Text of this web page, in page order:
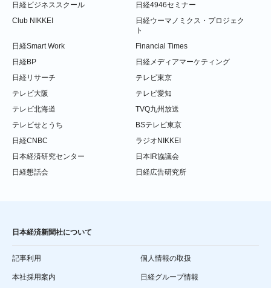
日経ビジネススクール
日経4946セミナー
Club NIKKEI
日経ウーマノミクス・プロジェク
ト
日経Smart Work
Financial Times
日経BP
日経メディアマーケティング
日経リサーチ
テレビ東京
テレビ大阪
テレビ愛知
テレビ北海道
TVQ九州放送
テレビせとうち
BSテレビ東京
日経CNBC
ラジオNIKKEI
日本経済研究センター
日本IR協議会
日経懇話会
日経広告研究所
日本経済新聞社について
記事利用 個人情報の取扱
本社採用案内 日経グループ情報